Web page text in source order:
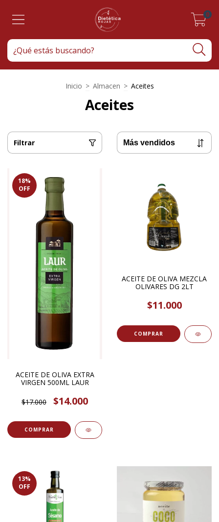
0
Inicio > Almacen > Aceites
Aceites
Filtrar
18%
OFF
ACEITE DE OLIVA EXTRA
VIRGEN 500ML LAUR
$17.000 $14.000
ACEITE DE OLIVA MEZCLA
OLIVARES DG 2LT
$11.000
13%
OFF